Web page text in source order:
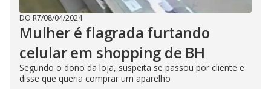
DO R7/08/04/2024
Mulher é flagrada furtando
celular em shopping de BH
Segundo o dono da loja, suspeita se passou por cliente e
disse que queria comprar um aparelho